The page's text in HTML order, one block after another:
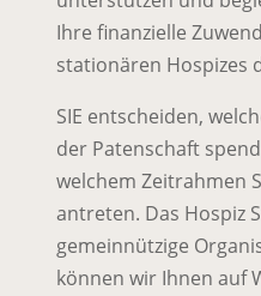
Ihre finanzielle
stationären Hospizes
SIE entscheiden,
der Patenschaft
welchem Zeitrahmen
antreten. Das Hospiz
gemeinnützige
können wir Ihnen auf